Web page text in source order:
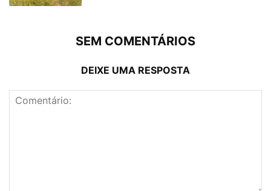
SEM COMENTÁRIOS
DEIXE UMA RESPOSTA